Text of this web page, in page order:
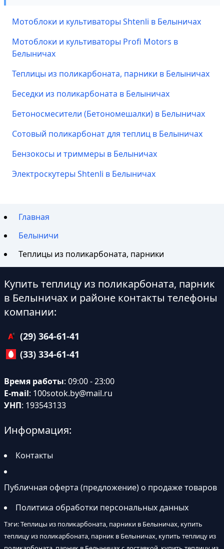
Мотоблоки и культиваторы Shtenli в Белыничах
Мотоблоки и культиваторы Profi Motors в
Белыничах
Теплицы из поликарбоната, парники в Белыничах
Беседки из поликарбоната в Белыничах
Бетоносмесители (Бетономешалки) в Белыничах
Сотовый поликарбонат для теплиц в Белыничах
Бензокосы и триммеры в Белыничах
Электроскутеры Shtenli в Белыничах
Главная
Белыничи
Теплицы из поликарбоната, парники
Купить теплицу из поликарбоната, парник
в Белыничах и районе контакты телефоны
компании:
(29) 364-61-41
(33) 334-61-41
Время работы: 09:00 - 23:00
E-mail: 100sotok.by@mail.ru
УНП: 193543133
Информация:
Контакты
Публичная оферта (предложение) о продаже товаров
Политика обработки персональных данных
Тэги: Теплицы из поликарбоната, парники в Белыничах, купить
теплицу из поликарбоната, парник в Белыничах, купить теплицу из